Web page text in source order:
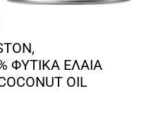
ΦΥΤΙΚΑ ΕΛΑΙΑ
OIL